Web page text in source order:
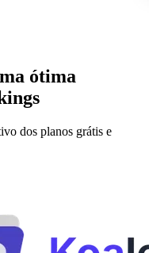
ótima
dos planos grátis e